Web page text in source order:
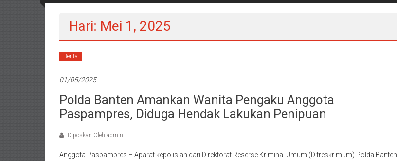
Hari: Mei 1, 2025
Berita
01/05/2025
Polda Banten Amankan Wanita Pengaku Anggota
Paspampres, Diduga Hendak Lakukan Penipuan
Diposkan Oleh:admin
Anggota Paspampres – Aparat kepolisian dari Direktorat Reserse Kriminal Umum (Ditreskrimum) Polda Banten